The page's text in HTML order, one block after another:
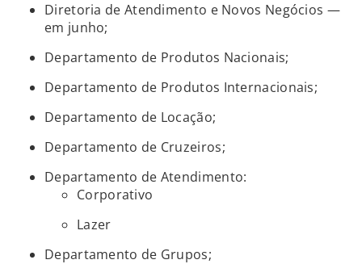
Diretoria de Atendimento e Novos Negócios —
em junho;
Departamento de Produtos Nacionais;
Departamento de Produtos Internacionais;
Departamento de Locação;
Departamento de Cruzeiros;
Departamento de Atendimento:
Corporativo
Lazer
Departamento de Grupos;